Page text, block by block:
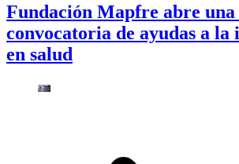
Fundación Mapfre abre una
convocatoria de ayudas a la
en salud